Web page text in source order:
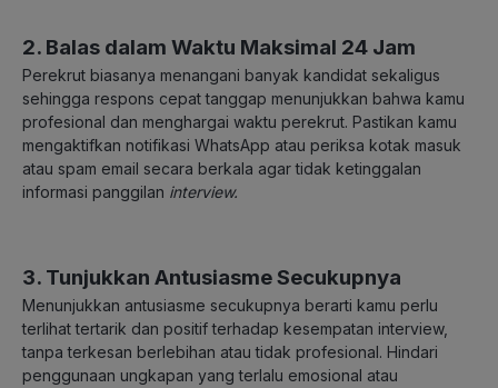
2. Balas dalam Waktu Maksimal 24 Jam
Perekrut biasanya menangani banyak kandidat sekaligus
sehingga respons cepat tanggap menunjukkan bahwa kamu
profesional dan menghargai waktu perekrut. Pastikan kamu
mengaktifkan notifikasi WhatsApp atau periksa kotak masuk
atau spam email secara berkala agar tidak ketinggalan
informasi panggilan interview.
3. Tunjukkan Antusiasme Secukupnya
Menunjukkan antusiasme secukupnya berarti kamu perlu
terlihat tertarik dan positif terhadap kesempatan interview,
tanpa terkesan berlebihan atau tidak profesional. Hindari
penggunaan ungkapan yang terlalu emosional atau